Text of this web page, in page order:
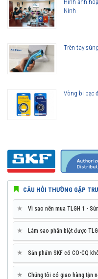
Hình ảnh
Ninh
Trên tay
Vòng bi bạc
CÂU HỎI THƯỜNG GẶP
★ Vì sao nên mua TLGH 1 -
★ Làm sao phân biệt được
★ Sản phẩm SKF có CO-CQ
★ Chúng tôi có giao hàng tận